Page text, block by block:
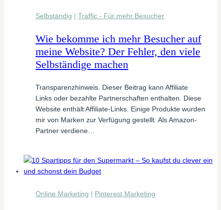
Selbständig | Traffic - Für mehr Besucher
Wie bekomme ich mehr Besucher auf
meine Website? Der Fehler, den viele
Selbständige machen
Transparenzhinweis. Dieser Beitrag kann Affiliate
Links oder bezahlte Partnerschaften enthalten. Diese
Website enthält Affiliate-Links. Einige Produkte wurden
mir von Marken zur Verfügung gestellt. Als Amazon-
Partner verdiene…
Online Marketing | Pinterest Marketing